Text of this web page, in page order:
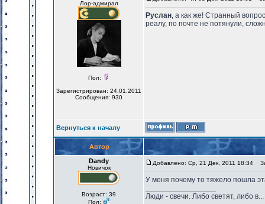
Лор-адмирал
Пол:
Зарегистрирован: 24.01.2011
Сообщения: 930
Руслан, а как же! Странный
реалу, по почте не потянули,
Вернуться к началу
Автор
Dandy
Новичок
Возраст: 39
Пол:
Добавлено: Ср, 21 Дек, 2011 18:34
У меня почему то тяжело пошла
Люди - свечи. Либо светят, либо в...